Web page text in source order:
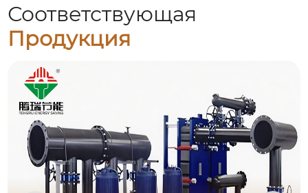
Соответствующая
Продукция